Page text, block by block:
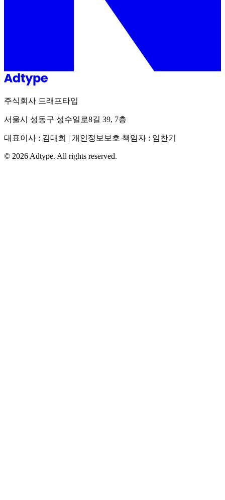
주식회사 드래프타입
서울시 성동구 성수일로8길 39, 7층
대표이사 : 김대희 | 개인정보보호 책임자 : 임찬기
© 2026 Adtype. All rights reserved.